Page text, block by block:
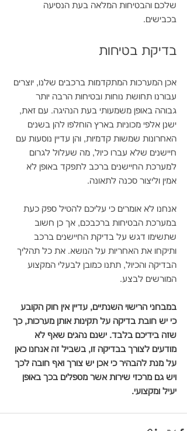
שלכם והבטיחות המלאה בעת הנסיעה
בכבישים.
בדיקת בטיחות
אכן המערכות המתקדמות ברכבים שלנו, יוצרים
עבורנו תחושת נוחות ובטיחות הרבה יותר
גבוהה באופן משמעותי בעת הנהיגה. עם זאת,
ישנן אלפי מכוניות בארץ הוחלפו להן בשנים
האחרונות שמשות קדמיות, והן עדיין נוסעות עם
חיישנים שלא עברו כיול, מה שעלול לגרום
למערכת החיישנים ברכב לתפקד באופן לא
אמין וליצור סכנה לתאונה.
אנחנו לא אומרים כי עליכם להטיל ספק כעת
במערכת הבטיחות ברכבכם, אך כן חשוב
שתשימו דגש על בדיקת החיישנים ברכב
ותיקחו את האחריות על הנושא. את כל תהליך
הבדיקה והכיול, תתנו כמובן לבעלי המקצוע
המורשים לבצע.
במבחני הרישוי השנתיים, עדיין אין חוק הקובע
כי יש חובת בדיקה על תקינות אותן מערכות, כך
שזה בידיכם בלבד. ישנם נהגים שאף לא
מודעים לצורך בבדיקה זו, בשביל זה אנחנו כאן
על מנת להבהיר כי אכן יש צורך ואף חובה לכך
ויש גם מרכזי שירות אשר מטפלים בכך באופן
יעיל ומקצועי.